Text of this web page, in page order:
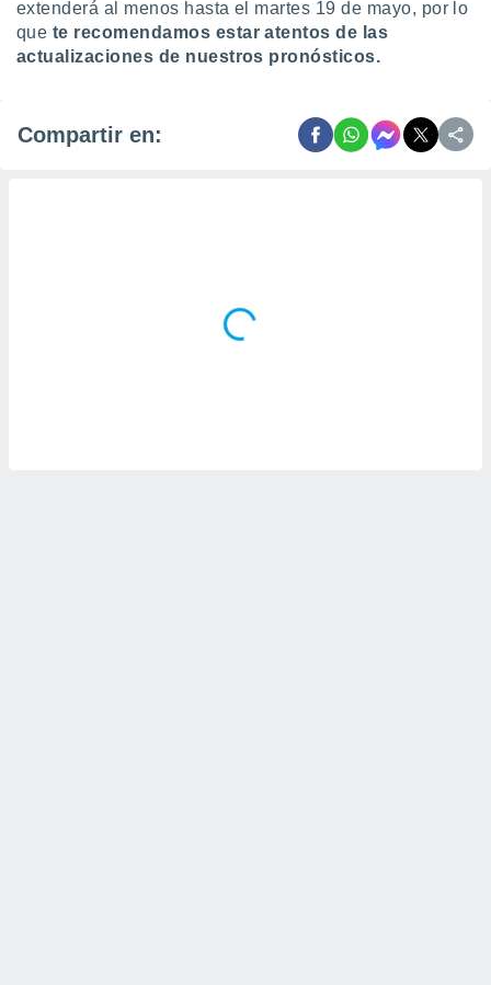
extenderá al menos hasta el martes 19 de mayo, por lo
que te recomendamos estar atentos de las
actualizaciones de nuestros pronósticos.
Compartir en: